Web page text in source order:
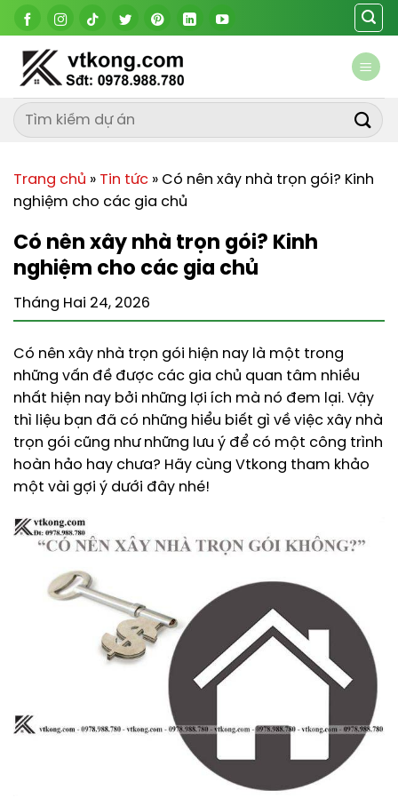
Chuyển
đến
dung
Trang chủ » Tin tức » Có nên xây nhà trọn gói? Kinh
nghiệm cho các gia chủ
Có nên xây nhà trọn gói? Kinh
nghiệm cho các gia chủ
Tháng Hai 24, 2026
Có nên xây nhà trọn gói hiện nay là một trong
những vấn đề được các gia chủ quan tâm nhiều
nhất hiện nay bởi những lợi ích mà nó đem lại. Vậy
thì liệu bạn đã có những hiểu biết gì về việc xây nhà
trọn gói cũng như những lưu ý để có một công trình
hoàn hảo hay chưa? Hãy cùng Vtkong tham khảo
một vài gợi ý dưới đây nhé!